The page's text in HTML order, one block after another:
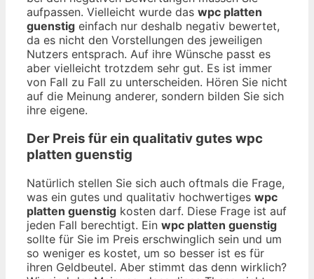
aufpassen. Vielleicht wurde das wpc platten
guenstig einfach nur deshalb negativ bewertet,
da es nicht den Vorstellungen des jeweiligen
Nutzers entsprach. Auf ihre Wünsche passt es
aber vielleicht trotzdem sehr gut. Es ist immer
von Fall zu Fall zu unterscheiden. Hören Sie nicht
auf die Meinung anderer, sondern bilden Sie sich
ihre eigene.
Der Preis für ein qualitativ gutes wpc
platten guenstig
Natürlich stellen Sie sich auch oftmals die Frage,
was ein gutes und qualitativ hochwertiges wpc
platten guenstig kosten darf. Diese Frage ist auf
jeden Fall berechtigt. Ein wpc platten guenstig
sollte für Sie im Preis erschwinglich sein und um
so weniger es kostet, um so besser ist es für
ihren Geldbeutel. Aber stimmt das denn wirklich?